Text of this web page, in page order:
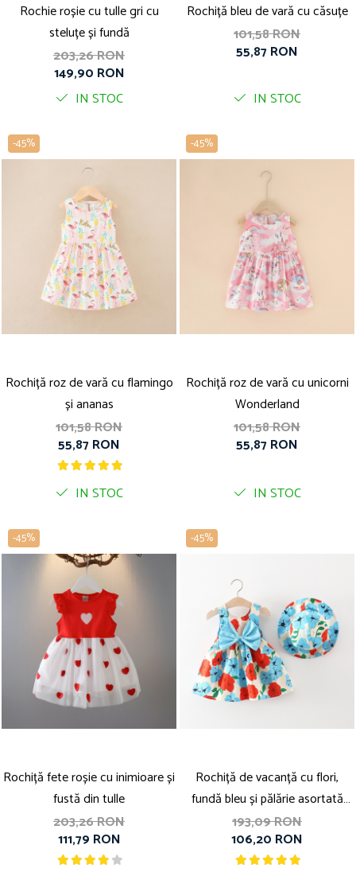
Rochie roșie cu tulle gri cu
steluțe și fundă
203,26 RON
149,90 RON
IN STOC
Rochiță bleu de vară cu căsuțe
101,58 RON
55,87 RON
IN STOC
-45%
Rochiță roz de vară cu flamingo
și ananas
101,58 RON
55,87 RON
IN STOC
-45%
Rochiță roz de vară cu unicorni
Wonderland
101,58 RON
55,87 RON
IN STOC
-45%
Rochiță fete roșie cu inimioare și
fustă din tulle
203,26 RON
111,79 RON
-45%
Rochiță de vacanță cu flori,
fundă bleu și pălărie asortată
inclusă
193,09 RON
106,20 RON